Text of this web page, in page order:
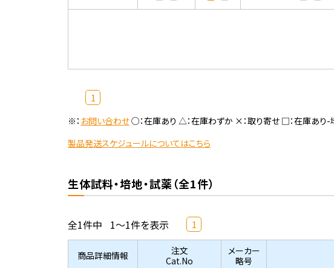
1
※： お問い合わせ○：在庫あり △：在庫わずか ×：取り寄せ □：在庫あり-
製品発送スケジュールについてはこちら
生体試料・培地・試薬（全1件）
全1件中 1～1件を表示 1
商品詳細情報
注文
Cat.No
メーカー
略号